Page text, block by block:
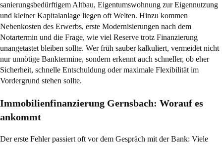
sanierungsbedürftigem Altbau, Eigentumswohnung zur Eigennutzung
und kleiner Kapitalanlage liegen oft Welten. Hinzu kommen
Nebenkosten des Erwerbs, erste Modernisierungen nach dem
Notartermin und die Frage, wie viel Reserve trotz Finanzierung
unangetastet bleiben sollte. Wer früh sauber kalkuliert, vermeidet nicht
nur unnötige Banktermine, sondern erkennt auch schneller, ob eher
Sicherheit, schnelle Entschuldung oder maximale Flexibilität im
Vordergrund stehen sollte.
Immobilienfinanzierung Gernsbach: Worauf es
ankommt
Der erste Fehler passiert oft vor dem Gespräch mit der Bank: Viele